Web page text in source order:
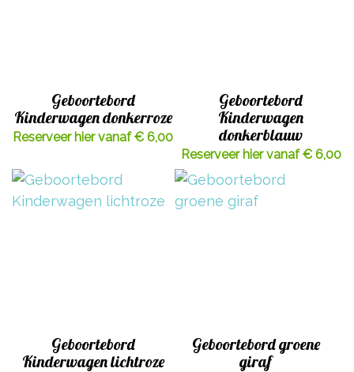
Geboortebord
Kinderwagen donkerroze
Reserveer hier vanaf € 6,00
Geboortebord
Kinderwagen
donkerblauw
Reserveer hier vanaf € 6,00
Geboortebord
Kinderwagen lichtroze
Geboortebord groene
giraf